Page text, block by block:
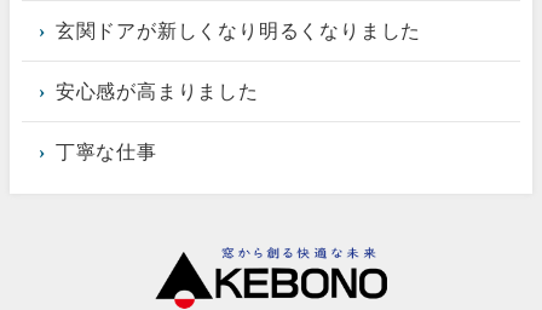
玄関ドアが新しくなり明るくなりました
安心感が高まりました
丁寧な仕事